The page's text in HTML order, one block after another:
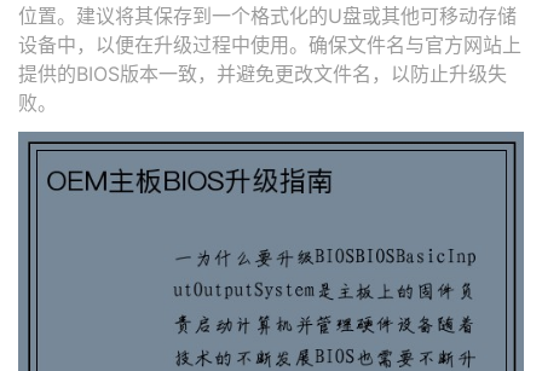
位置。建议将其保存到一个格式化的U盘或其他可移动存储
设备中，以便在升级过程中使用。确保文件名与官方网站上
提供的BIOS版本一致，并避免更改文件名，以防止升级失
败。